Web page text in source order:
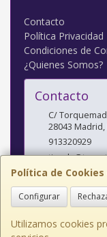
Política de
Configurar
Utilizamos cookies
Contacto
Política Privacidad
Condiciones de
¿Quienes Somos?
Contacto
C/
28043 Madrid,
913320929
Horario
L a V: 10:00-14:00